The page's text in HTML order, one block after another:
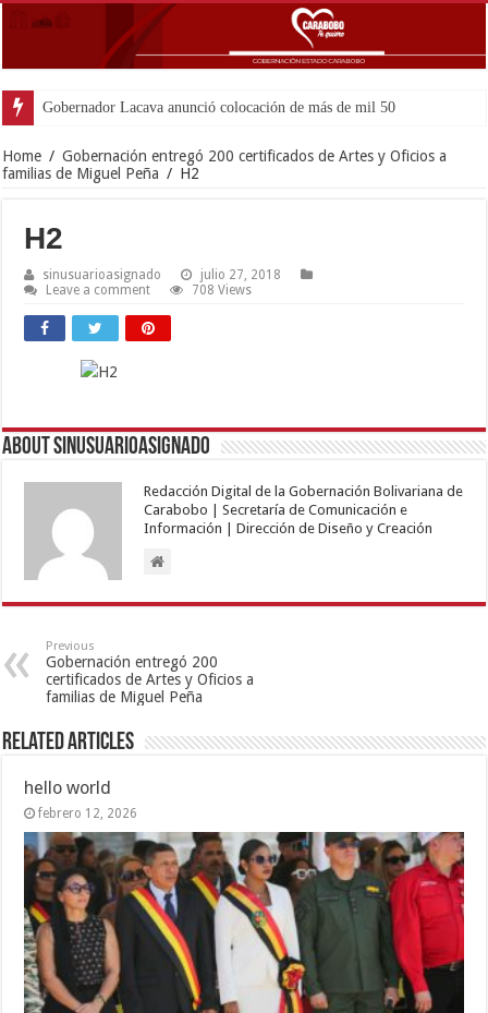
Home / Gobernación entregó 200 certificados de Artes y Oficios a
familias de Miguel Peña / H2
H2
sinusuarioasignado
julio 27, 2018
Leave a comment
708 Views
About sinusuarioasignado
Redacción Digital de la Gobernación Bolivariana de
Carabobo | Secretaría de Comunicación e
Información | Dirección de Diseño y Creación
Previous
Gobernación entregó 200
certificados de Artes y Oficios a
familias de Miguel Peña
Related Articles
hello world
febrero 12, 2026